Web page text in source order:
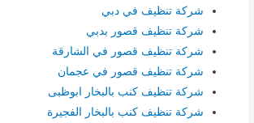
شركة تنظيف في دبي
شركة تنظيف قصور بدبي
شركة تنظيف قصور في الشارقة
شركة تنظيف قصور في عجمان
شركة تنظيف كنب بالبخار ابوظبى
شركة تنظيف كنب بالبخار الفجيرة